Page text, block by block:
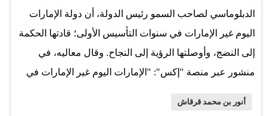
الدبلوماسي لصاحب السمو رئيس الدولة، أن دولة الإمارات
اليوم غير الإمارات في سنوات التأسيس الأولى؛ قادتها الحكمة
إلى النضج، وأوصلتها الرؤية إلى النجاح. وقال معاليه، في
منشور عبر منصة "إكس": "الإمارات اليوم غير الإمارات في
أنور بن محمد قرقاش